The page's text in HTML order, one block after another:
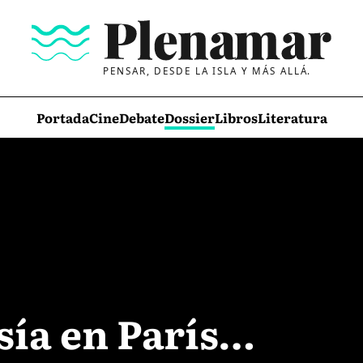
PENSAR, DESDE LA ISLA Y MÁS ALLÁ.
PortadaCineDebateDossierLibrosLiteratura
en París…